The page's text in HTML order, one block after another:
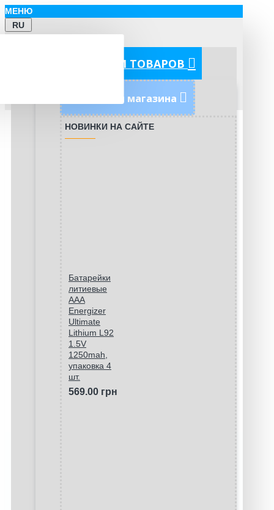
МЕНЮ
RU
КАТЕГОРИИ ТОВАРОВ
Новинки магазина
НОВИНКИ НА САЙТЕ
Батарейки
литиевые
ААA
Energizer
Ultimate
Lithium L92
1.5V
1250mah,
упаковка 4
шт.
569.00 грн